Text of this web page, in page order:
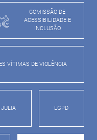
COMISSÃO DE
ACESSIBILIDADE E
INCLUSÃO
VÍTIMAS DE VIOLÊNCIA
JULIA LGPD